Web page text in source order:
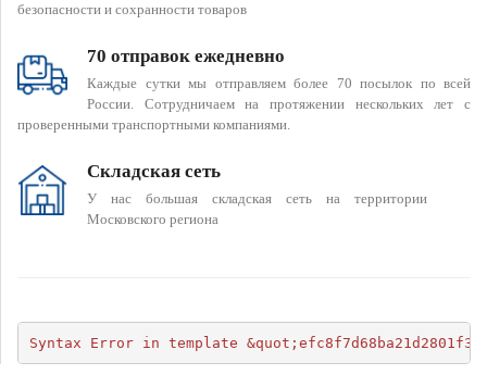
безопасности и сохранности товаров
70 отправок ежедневно
Каждые сутки мы отправляем более 70 посылок по всей
России. Сотрудничаем на протяжении нескольких лет с
проверенными транспортными компаниями.
Складская сеть
У нас большая складская сеть на территории
Московского региона
Syntax Error in template